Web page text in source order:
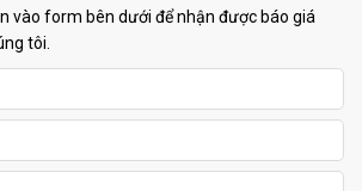
vào form bên dưới để nhận được báo giá
tôi.